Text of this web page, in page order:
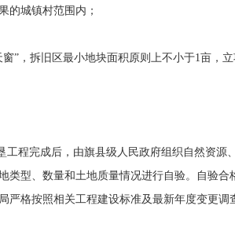
的城镇村范围内；
窗”，拆旧区最小地块面积原则上不小于1亩，
程完成后，由旗县级人民政府组织自然资源
类型、数量和土地质量情况进行自验。自验
严格按照相关工程建设标准及最新年度变更